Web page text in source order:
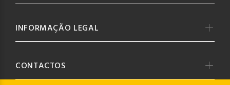
INFORMAÇÃO LEGAL
CONTACTOS